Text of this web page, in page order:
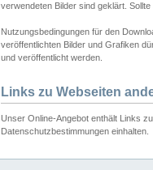
verwendeten Bilder sind geklärt.
Nutzungsbedingungen für den
veröffentlichten Bilder und Grafiken
und veröffentlicht werden.
Links zu Webseiten
Unser Online-Angebot enthält Links
Datenschutzbestimmungen einhalten.